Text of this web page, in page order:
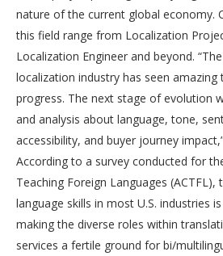
nature of the current global economy.
this field range from Localization
Localization Engineer and beyond.
localization industry has seen
progress. The next stage of evolution
and analysis about language, tone,
accessibility, and buyer journey
According to a survey conducted for
Teaching Foreign Languages
language skills in most U.S. industries
making the diverse roles within
services a fertile ground for bi/